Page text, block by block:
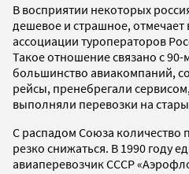
В восприятии некоторых
дешевое и страшное, отмечает
ассоциации туроператоров
Такое отношение связано с 90-
большинство авиакомпаний,
рейсы, пренебрегали
выполняли перевозки на
С распадом Союза количество
резко снижаться. В 1990 году
авиаперевозчик СССР